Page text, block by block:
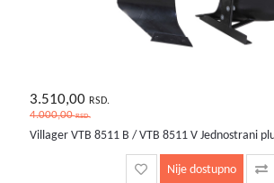
3.510,00 RSD.
4.000,00RSD.
Villager VTB 8511 B / VTB 8511 V Jednostrani
Nije dostupno